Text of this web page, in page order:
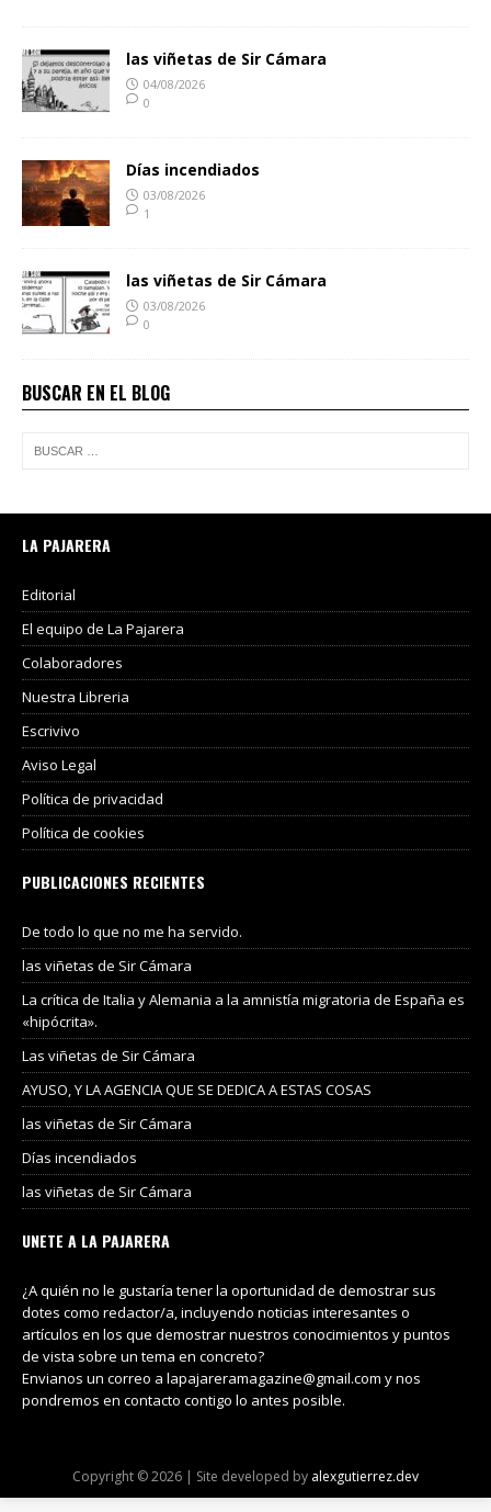
las viñetas de Sir Cámara
04/08/2026
0
Días incendiados
03/08/2026
1
las viñetas de Sir Cámara
03/08/2026
0
BUSCAR EN EL BLOG
LA PAJARERA
Editorial
El equipo de La Pajarera
Colaboradores
Nuestra Libreria
Escrivivo
Aviso Legal
Política de privacidad
Política de cookies
PUBLICACIONES RECIENTES
De todo lo que no me ha servido.
las viñetas de Sir Cámara
La crítica de Italia y Alemania a la amnistía migratoria de España es
«hipócrita».
Las viñetas de Sir Cámara
AYUSO, Y LA AGENCIA QUE SE DEDICA A ESTAS COSAS
las viñetas de Sir Cámara
Días incendiados
las viñetas de Sir Cámara
UNETE A LA PAJARERA
¿A quién no le gustaría tener la oportunidad de demostrar sus
dotes como redactor/a, incluyendo noticias interesantes o
artículos en los que demostrar nuestros conocimientos y puntos
de vista sobre un tema en concreto?
Envianos un correo a lapajareramagazine@gmail.com y nos
pondremos en contacto contigo lo antes posible.
Copyright © 2026 | Site developed by alexgutierrez.dev